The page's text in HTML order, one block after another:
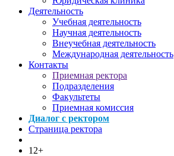
Деятельность
Учебная деятельность
Научная деятельность
Внеучебная деятельность
Международная деятельность
Контакты
Приемная ректора
Подразделения
Факультеты
Приемная комиссия
Диалог с ректором
Страница ректора
12+